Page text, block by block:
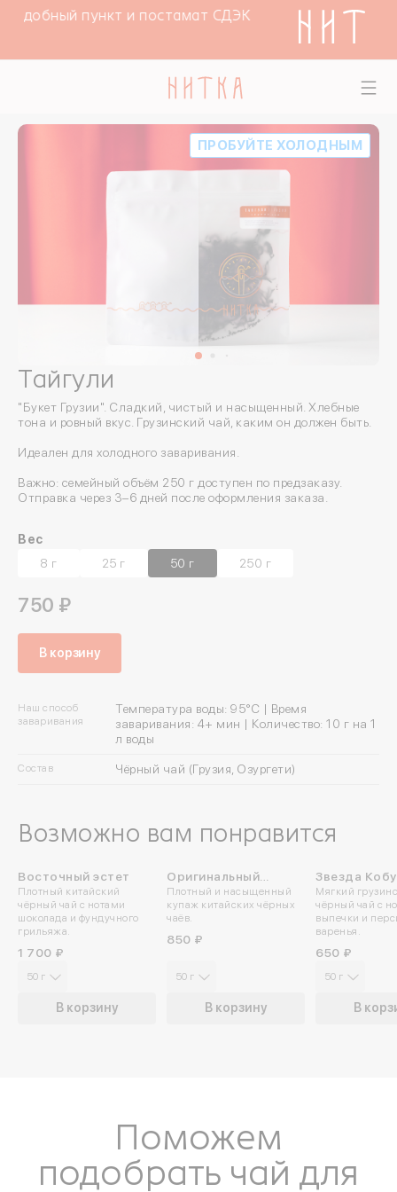
удобный пункт и постамат СДЭК
ПРОБУЙТЕ ХОЛОДНЫМ
Тайгули
"Букет Грузии". Сладкий, чистый и насыщенный. Хлебные
тона и ровный вкус. Грузинский чай, каким он должен быть.
Идеален для холодного заваривания.
Важно: семейный объём 250 г доступен по предзаказу.
Отправка через 3–6 дней после оформления заказа.
Вес
8 г
25 г 50 г 250 г
750 ₽
В корзину
Наш способ
заваривания
Температура воды: 95°C | Время
заваривания: 4+ мин | Количество: 10 г на 1
л воды
Состав Чёрный чай (Грузия, Озургети)
Возможно вам понравится
Восточный эстет
Плотный китайский
чёрный чай с нотами
шоколада и фундучного
грильяжа.
1 700 ₽
В корзину
50 г
Оригинальный
караван
Плотный и насыщенный
купаж китайских чёрных
чаёв.
850 ₽
В корзину
50 г
Звезда
Мягкий
чёрный чай с
выпечки и
варенья.
650 ₽
В
50 г
Поможем
подобрать чай для
По номеру телефона